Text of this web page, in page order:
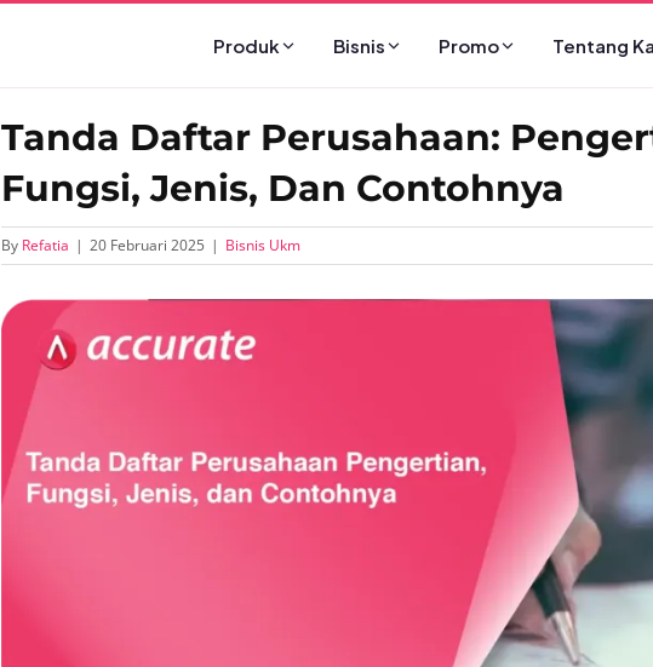
Produk Bisnis Promo Tentang
Tanda Daftar Perusahaan:
Fungsi, Jenis, Dan Contohnya
By Refatia | 20 Februari 2025 | Bisnis Ukm
View
Larger
Image